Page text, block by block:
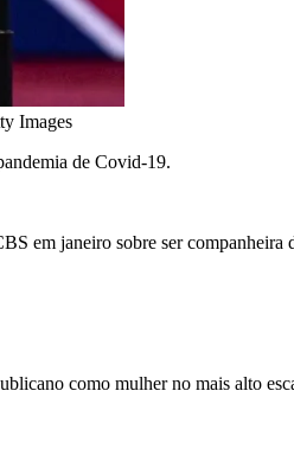
Images
de Covid-19.
em janeiro sobre ser companheira
como mulher no mais alto